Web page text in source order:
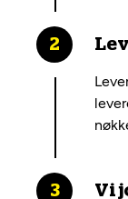
Vi